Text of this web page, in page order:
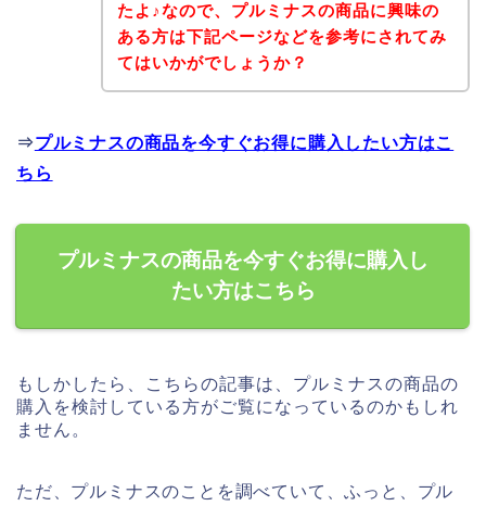
たよ♪なので、プルミナスの商品に興味の
ある方は下記ページなどを参考にされてみ
てはいかがでしょうか？
⇒プルミナスの商品を今すぐお得に購入したい方はこ
ちら
プルミナスの商品を今すぐお得に購入し
たい方はこちら
もしかしたら、こちらの記事は、プルミナスの商品の
購入を検討している方がご覧になっているのかもしれ
ません。
ただ、プルミナスのことを調べていて、ふっと、プル